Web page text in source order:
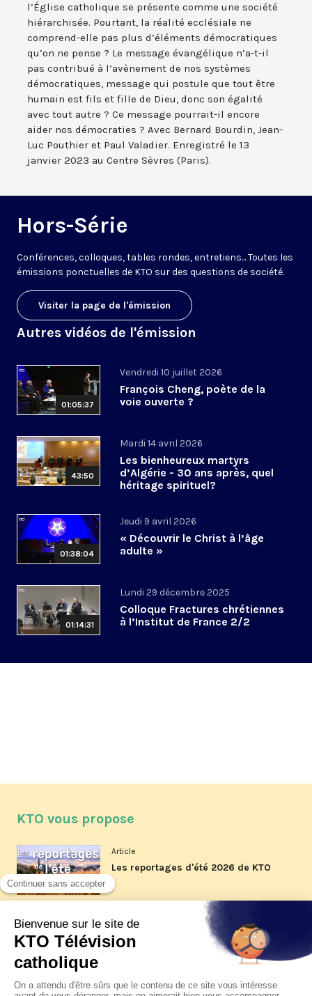
l’Église catholique se présente comme une société
hiérarchisée. Pourtant, la réalité ecclésiale ne
comprend-elle pas plus d’éléments démocratiques
qu’on ne pense ? Le message évangélique n’a-t-il
pas contribué à l’avènement de nos systèmes
démocratiques, message qui postule que tout être
humain est fils et fille de Dieu, donc son égalité
avec tout autre ? Ce message pourrait-il encore
aider nos démocraties ? Avec Bernard Bourdin, Jean-
Luc Pouthier et Paul Valadier. Enregistré le 13
janvier 2023 au Centre Sèvres (Paris).
Hors-Série
Conférences, colloques, tables rondes, entretiens... Toutes les
émissions ponctuelles de KTO sur des questions de société.
Visiter la page de l'émission
Autres vidéos de l'émission
01:05:37
Vendredi 10 juillet 2026
François Cheng, poète de la
voie ouverte ?
43:50
Mardi 14 avril 2026
Les bienheureux martyrs
d’Algérie - 30 ans après, quel
héritage spirituel?
01:38:04
Jeudi 9 avril 2026
« Découvrir le Christ à l’âge
adulte »
01:14:31
Lundi 29 décembre 2025
Colloque Fractures chrétiennes
à l’Institut de France 2/2
KTO vous propose
Article
Les reportages d'été 2026 de KTO
La visite pastorale du pape Léon
XIV à Assise à suivre sur KTO le
jeudi 6 août
Article